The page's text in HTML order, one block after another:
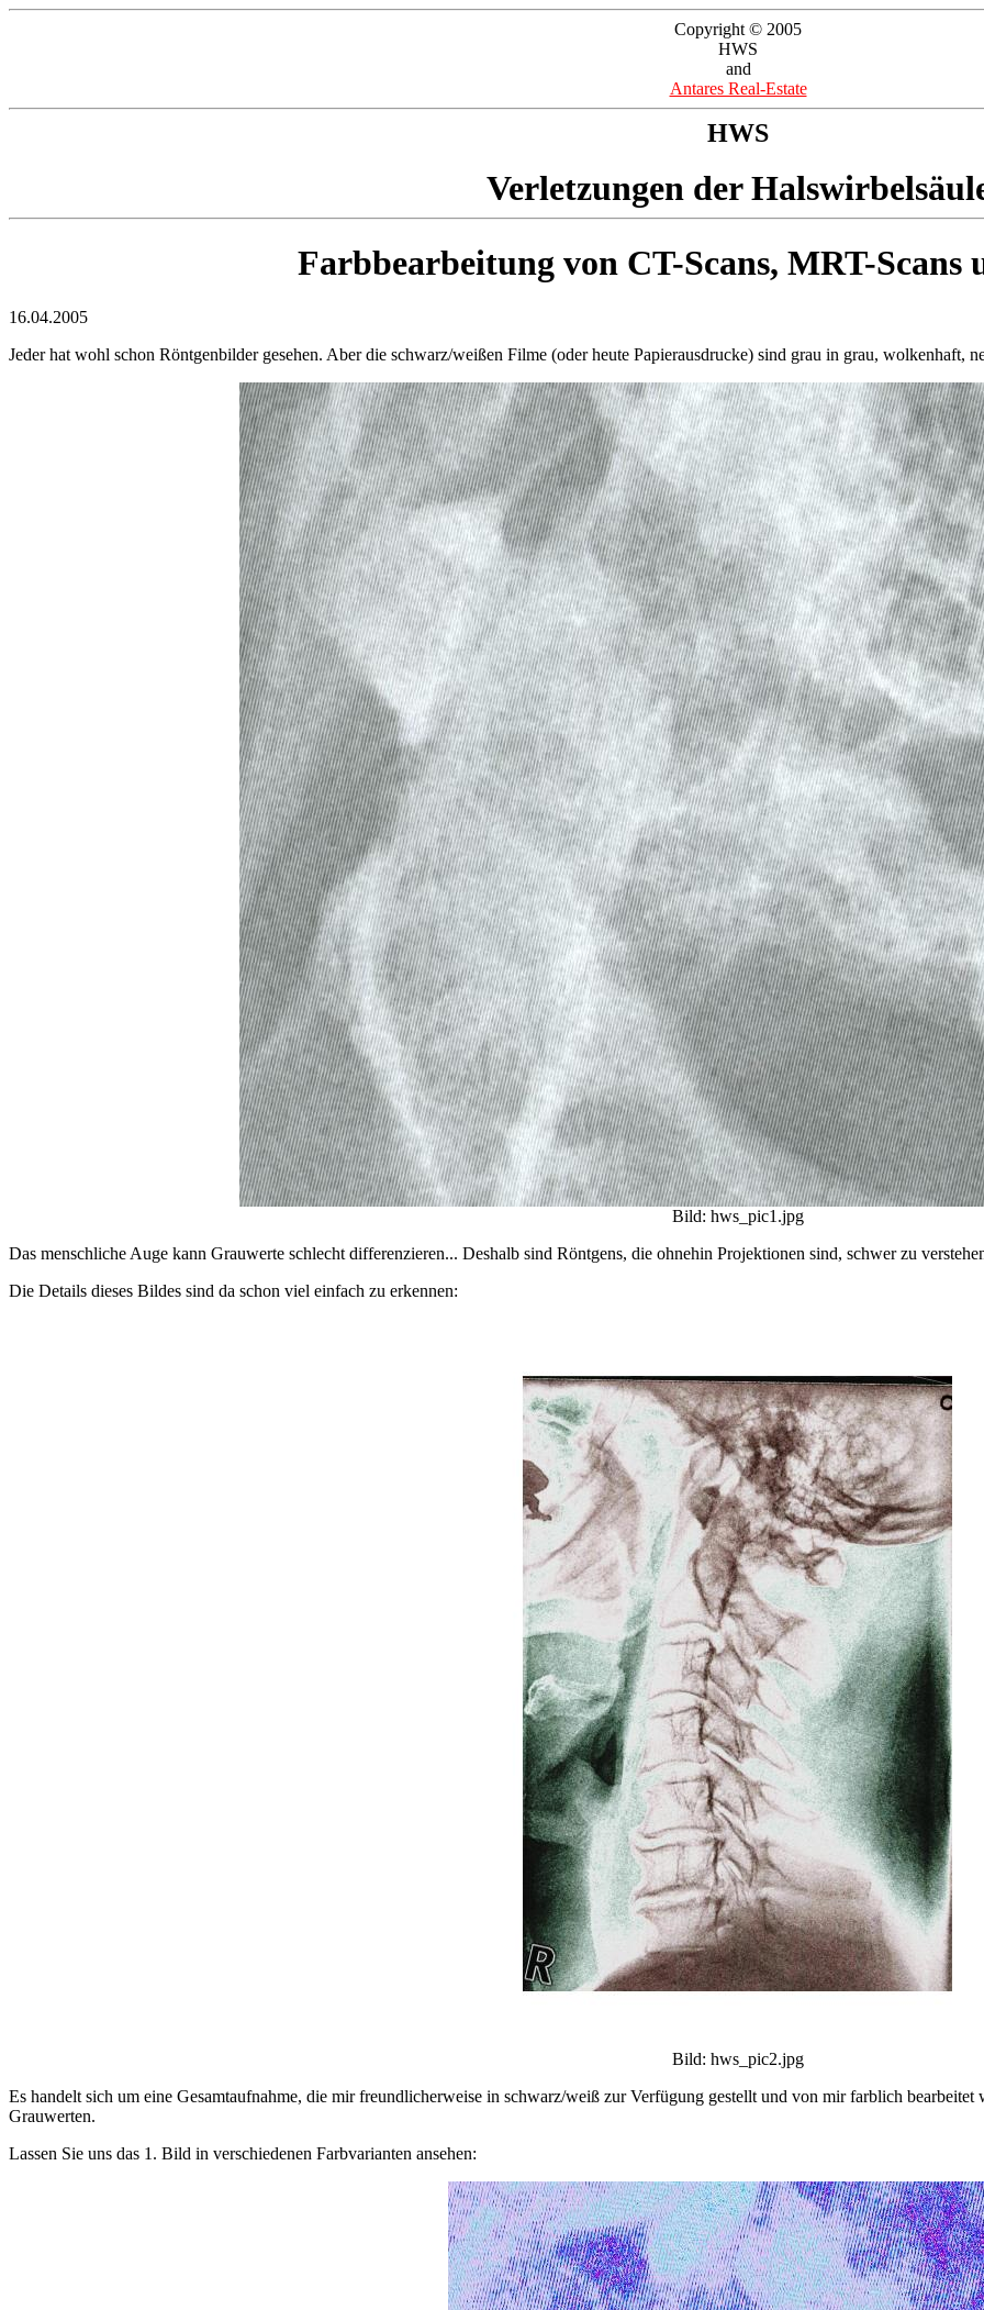
Copyright © 2005
HWS
and
Antares Real-Estate
HWS
Verletzungen der
Farbbearbeitung von CT-Scans, MRT-Scans
16.04.2005
Jeder hat wohl schon Röntgenbilder gesehen. Aber die schwarz/weißen Filme (oder heute Papierausdrucke) sind grau in grau, wolkenhaft,
Bild: hws_pic1.jpg
Das menschliche Auge kann Grauwerte schlecht differenzieren... Deshalb sind Röntgens, die ohnehin Projektionen sind, schwer zu
Die Details dieses Bildes sind da schon viel einfach zu erkennen:
Bild: hws_pic2.jpg
Es handelt sich um eine Gesamtaufnahme, die mir freundlicherweise in schwarz/weiß zur Verfügung gestellt und von mir farblich
Grauwerten.
Lassen Sie uns das 1. Bild in verschiedenen Farbvarianten ansehen: